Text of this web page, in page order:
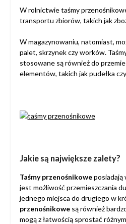
W rolnictwietaśmy
transportu zbiorów, takich jak
W magazynowaniu, natomiast,
palet, skrzynek czy worków.
stosowane są również do
elementów, takich jak pudełka
Jakie są największe zalety?
Taśmy przenośnikoweposiadają
jest możliwość przemieszczania
jednego miejsca do drugiego w
przenośnikowesą również
mogą z łatwością sprostać